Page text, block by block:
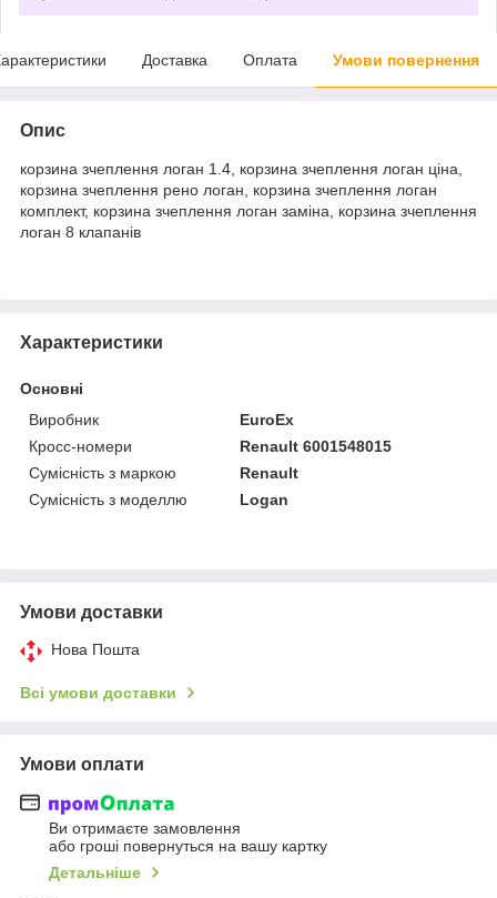
Доставка Оплата Умови повернення
Опис
корзина зчеплення логан 1.4, корзина зчеплення логан ціна,
корзина зчеплення рено логан, корзина зчеплення логан
комплект, корзина зчеплення логан заміна, корзина зчеплення
логан 8 клапанів
Характеристики
Основні
Виробник
EuroEx
Кросс-номери
Renault 6001548015
Сумісність з маркою
Renault
Сумісність з моделлю
Logan
Умови доставки
Нова Пошта
Всі умови доставки
Умови оплати
Ви отримаєте замовлення
або гроші повернуться на вашу картку
Детальніше